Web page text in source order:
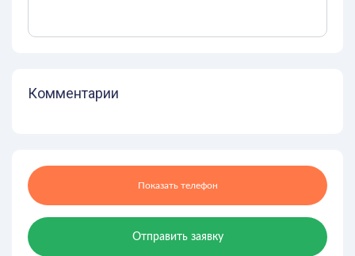
Комментарии
Показать телефон
Отправить заявку